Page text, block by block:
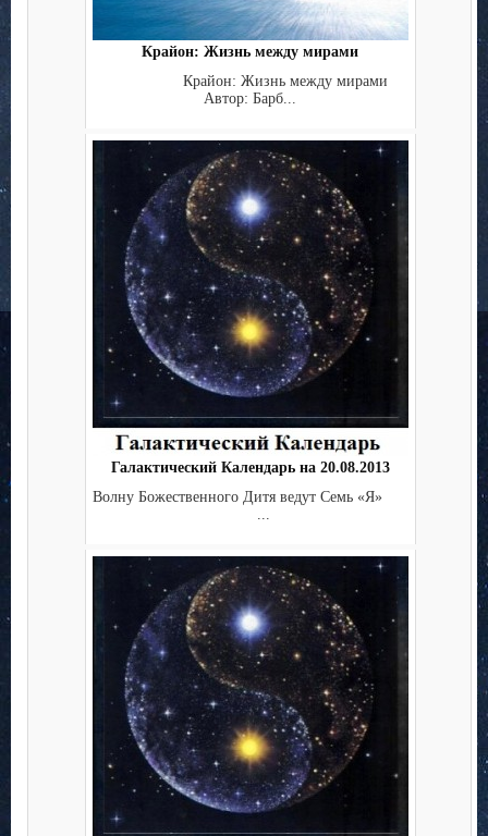
Крайон: Жизнь между мирами
Крайон: Жизнь между мирами
Автор: Барб...
Галактический Календарь на 20.08.2013
Волну Божественного Дитя ведут Семь «Я»